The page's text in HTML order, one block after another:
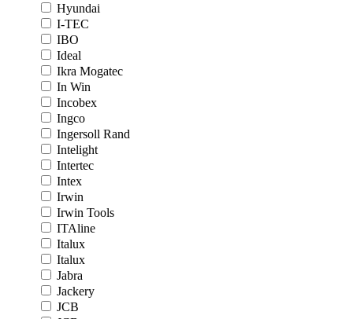
Hyundai
I-TEC
IBO
Ideal
Ikra Mogatec
In Win
Incobex
Ingco
Ingersoll Rand
Intelight
Intertec
Intex
Irwin
Irwin Tools
ITAline
Italux
Italux
Jabra
Jackery
JCB